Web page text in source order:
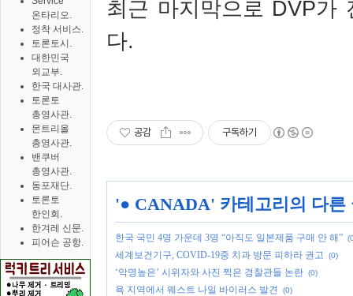
온타리오.
정착 서비스.
토론토시.
대한민국
외교부.
한국 대사관.
토론토
총영사관.
몬트리올
총영사관.
밴쿠버
총영사관.
동포재단.
토론토
한인회.
한겨레 신문.
피어슨 공항.
최근 마지막으로 DVP가
다.
공감 구독하기
'● CANADA' 카테고리의 다른
한국 국민 4명 가운데 3명 “아직도 일본제품 구매 안 해”
세계보건기구, COVID-19중 치과 방문 피하라 권고 (0)
‘악명높은’ 시위자와 사진 찍은 경찰관들 논란 (0)
욕 지역에서 웨스트 나일 바이러스 발견 (0)